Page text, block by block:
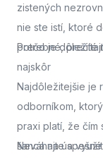
zistených
nie ste istí, ktoré
potrebné,
Prečo je dôležité
najskôr
Najdôležitejšie je
odborníkom,
praxi platí, že čím
šanca na
Neváhajte a